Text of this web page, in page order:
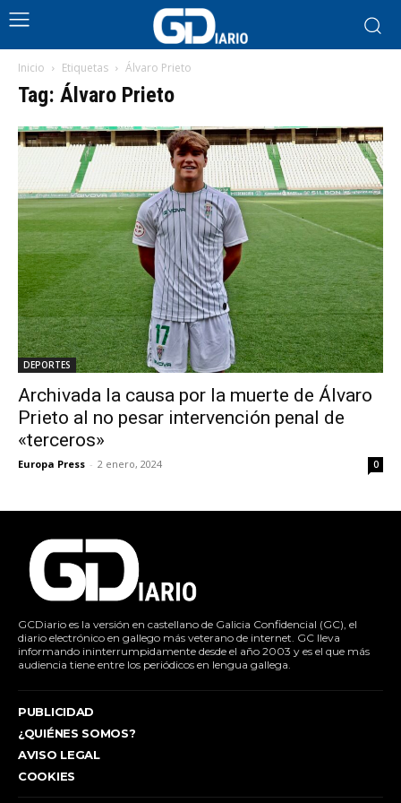
Inicio Etiquetas Álvaro Prieto
Tag: Álvaro Prieto
DEPORTES
Archivada la causa por la muerte de Álvaro
Prieto al no pesar intervención penal de
«terceros»
Europa Press - 2 enero, 2024 0
GCDiario es la versión en castellano de Galicia Confidencial (GC), el
diario electrónico en gallego más veterano de internet. GC lleva
informando ininterrumpidamente desde el año 2003 y es el que más
audiencia tiene entre los periódicos en lengua gallega.
PUBLICIDAD
¿QUIÉNES SOMOS?
AVISO LEGAL
COOKIES